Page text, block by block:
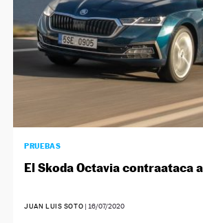
PRUEBAS
El Skoda Octavia contraataca
JUAN LUIS SOTO | 16/07/2020